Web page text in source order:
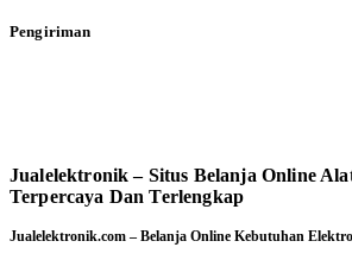
Pengiriman
Jualelektronik – Situs Belanja Online
Terpercaya Dan Terlengkap
Jualelektronik.com – Belanja Online Kebutuhan